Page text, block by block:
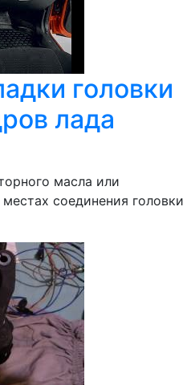
головки
лада
масла или
соединения головки